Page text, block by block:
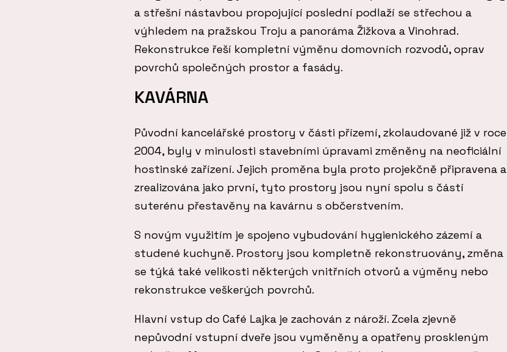
a střešní nástavbou propojující poslední podlaží se střechou a
výhledem na pražskou Troju a panoráma Žižkova a Vinohrad.
Rekonstrukce řeší kompletní výměnu domovních rozvodů, oprav
povrchů společných prostor a fasády.
KAVÁRNA
Původní kancelářské prostory v části přízemí, zkolaudované již v roce
2004, byly v minulosti stavebními úpravami změněny na neoficiální
hostinské zařízení. Jejich proměna byla proto projekčně připravena a
zrealizována jako první, tyto prostory jsou nyní spolu s částí
suterénu přestavěny na kavárnu s občerstvením.
S novým využitím je spojeno vybudování hygienického zázemí a
studené kuchyně. Prostory jsou kompletně rekonstruovány, změna
se týká také velikosti některých vnitřních otvorů a výměny nebo
rekonstrukce veškerých povrchů.
Hlavní vstup do Café Lajka je zachován z nároží. Zcela zjevně
nepůvodní vstupní dveře jsou vyměněny a opatřeny proskleným